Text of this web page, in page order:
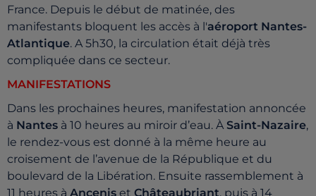
France. Depuis le début de matinée, des
manifestants bloquent les accès à l'aéroport Nantes-
Atlantique. A 5h30, la circulation était déjà très
compliquée dans ce secteur.
MANIFESTATIONS
Dans les prochaines heures, manifestation annoncée
à Nantes à 10 heures au miroir d’eau. ÀSaint-Nazaire,
le rendez-vous est donné à la même heure au
croisement de l’avenue de la République et du
boulevard de la Libération. Ensuite rassemblement à
11 heures à Ancenis et Châteaubriant, puis à 14